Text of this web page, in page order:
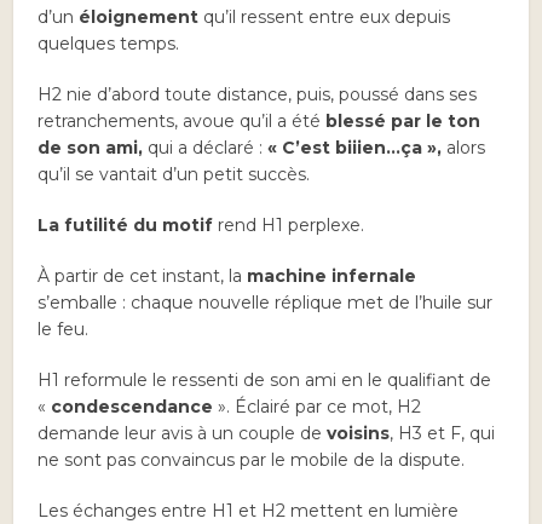
d’un éloignement qu’il ressent entre eux depuis
quelques temps.
H2 nie d’abord toute distance, puis, poussé dans ses
retranchements, avoue qu’il a été blessé par le ton
de son ami, qui a déclaré :« C’est biiien…ça », alors
qu’il se vantait d’un petit succès.
La futilité du motif rend H1 perplexe.
À partir de cet instant, la machine infernale
s’emballe : chaque nouvelle réplique met de l’huile sur
le feu.
H1 reformule le ressenti de son ami en le qualifiant de
« condescendance ». Éclairé par ce mot, H2
demande leur avis à un couple devoisins, H3 et F, qui
ne sont pas convaincus par le mobile de la dispute.
Les échanges entre H1 et H2 mettent en lumière